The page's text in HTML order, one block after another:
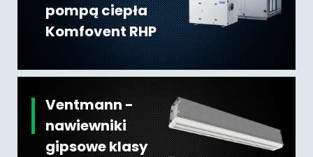
pompą ciepła
Komfovent RHP
Ventmann -
nawiewniki
gipsowe klasy